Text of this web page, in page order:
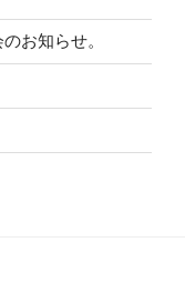
お知らせ。